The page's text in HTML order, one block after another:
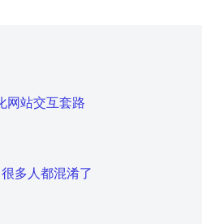
网站交互套路
多人都混淆了